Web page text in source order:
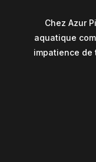
Chez Azur
aquatique
impatience de